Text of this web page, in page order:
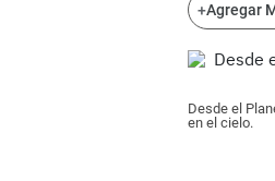
+Agregar
Desde el
en el cielo.